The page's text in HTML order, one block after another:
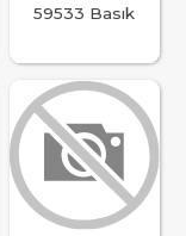
59533 Basık